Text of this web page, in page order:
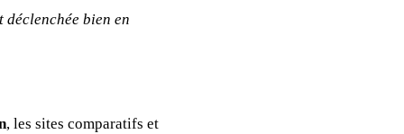
bien en
, les sites comparatifs et